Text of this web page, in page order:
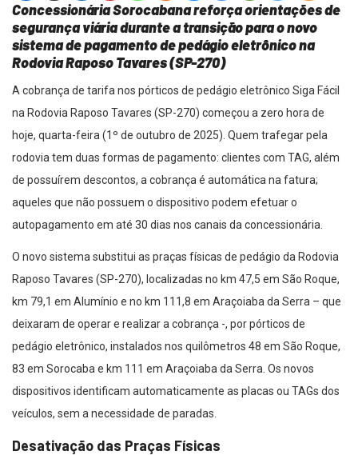
Concessionária Sorocabana reforça orientações de
segurança viária durante a transição para o novo
sistema de pagamento de pedágio eletrônico na
Rodovia Raposo Tavares (SP-270)
A cobrança de tarifa nos pórticos de pedágio eletrônico Siga Fácil
na Rodovia Raposo Tavares (SP-270) começou a zero hora de
hoje, quarta-feira (1º de outubro de 2025). Quem trafegar pela
rodovia tem duas formas de pagamento: clientes com TAG, além
de possuírem descontos, a cobrança é automática na fatura;
aqueles que não possuem o dispositivo podem efetuar o
autopagamento em até 30 dias nos canais da concessionária.
O novo sistema substitui as praças físicas de pedágio da Rodovia
Raposo Tavares (SP-270), localizadas no km 47,5 em São Roque,
km 79,1 em Alumínio e no km 111,8 em Araçoiaba da Serra – que
deixaram de operar e realizar a cobrança -, por pórticos de
pedágio eletrônico, instalados nos quilômetros 48 em São Roque,
83 em Sorocaba e km 111 em Araçoiaba da Serra. Os novos
dispositivos identificam automaticamente as placas ou TAGs dos
veículos, sem a necessidade de paradas.
Desativação das Praças Físicas